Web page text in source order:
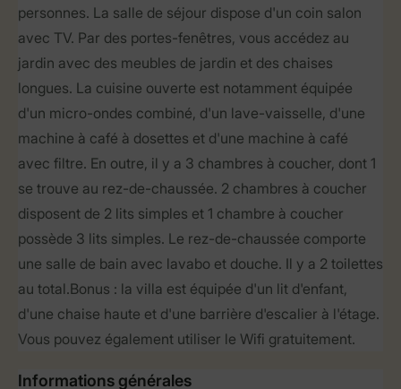
personnes. La salle de séjour dispose d'un coin salon
avec TV. Par des portes-fenêtres, vous accédez au
jardin avec des meubles de jardin et des chaises
longues. La cuisine ouverte est notamment équipée
d'un micro-ondes combiné, d'un lave-vaisselle, d'une
machine à café à dosettes et d'une machine à café
avec filtre. En outre, il y a 3 chambres à coucher, dont 1
se trouve au rez-de-chaussée. 2 chambres à coucher
disposent de 2 lits simples et 1 chambre à coucher
possède 3 lits simples. Le rez-de-chaussée comporte
une salle de bain avec lavabo et douche. Il y a 2 toilettes
au total.Bonus : la villa est équipée d'un lit d'enfant,
d'une chaise haute et d'une barrière d'escalier à l'étage.
Vous pouvez également utiliser le Wifi gratuitement.
Informations générales